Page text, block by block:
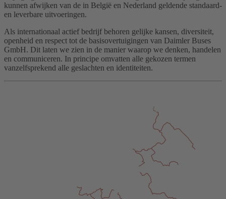
kunnen afwijken van de in België en Nederland geldende standaard-
en leverbare uitvoeringen.
Als internationaal actief bedrijf behoren gelijke kansen, diversiteit,
openheid en respect tot de basisovertuigingen van Daimler Buses
GmbH. Dit laten we zien in de manier waarop we denken, handelen
en communiceren. In principe omvatten alle gekozen termen
vanzelfsprekend alle geslachten en identiteiten.